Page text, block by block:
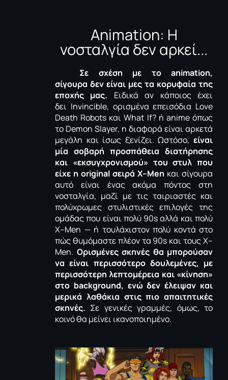
Animation: Η
νοσταλγία δεν αρκεί...
Σε σχέση με το animation,
σίγουρα δεν είναι μες τα κορυφαία της
εποχής μας. Ειδικά αν κάποιος έχει
δει Invincible, ορισμένα επεισόδια Love
Death Robots καιWhat If? ή animeόπως
το Demon Slayer, η διαφορά είναι αρκετά
μεγάλη και ίσως ξενίζει. Ωστόσο, είναι
μία σοβαρή προσπάθεια διατήρησης
και «εκσυγχρονισμού» του στυλ που
είχε η original σειρά X–Men και σίγουρα
αυτό είναι ένας ακόμα πόντος στη
νοσταλγία, μαζί με τις ταιριαστές και
πολύχρωμες στυλιστικές επιλογές της
ομάδας που είναι πολύ 90sαλλά και πολύ
X–Men — ή τουλάχιστον πολύ κοντά στο
πώς θυμόμαστε πλέον τα 90s και τουςX–
Men. Ορισμένες σκηνές θα μπορούσαν
να είναι περισσότερο δουλεμένες, με
περισσότερη λεπτομέρεια και «κίνηση»
στο background, ενώ δεν έλειψαν και
μερικά λαθάκια στις πιο απαιτητικές
σκηνές. Σε γενικές γραμμές, όμως, το
κοινό θα μείνει ικανοποιημένο.